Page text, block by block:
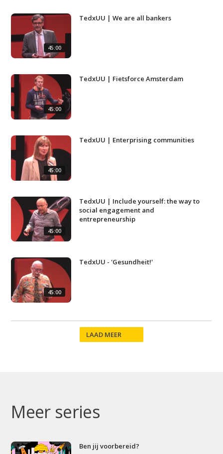
Home
Artikelen
45:00
TedxUU | We are all bankers
45:00
TedxUU | Fietsforce Amsterdam
45:00
TedxUU | Enterprising communities
45:00
TedxUU | Include yourself: the way to
social engagement and
entrepreneurship
45:00
TedxUU - 'Gesundheit!'
LAAD MEER
Meer series
Ben jij voorbereid?